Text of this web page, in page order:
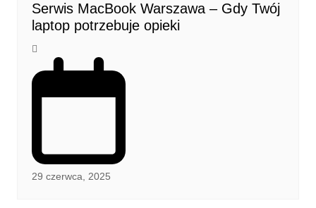
Serwis MacBook Warszawa – Gdy Twój
laptop potrzebuje opieki
29 czerwca, 2025